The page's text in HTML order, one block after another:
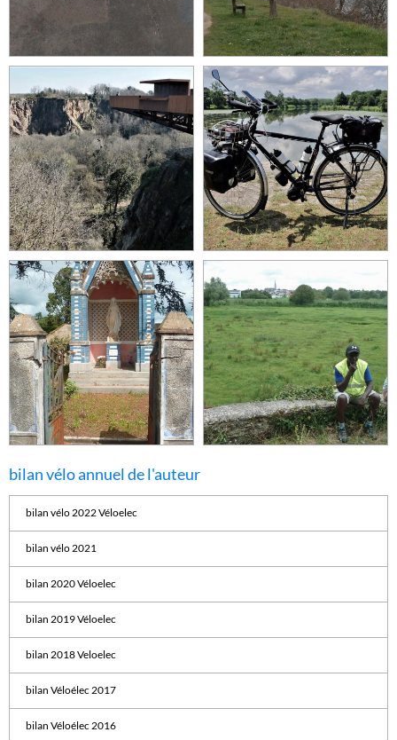
bilan vélo annuel de l'auteur
bilan vélo 2022 Véloelec
bilan vélo 2021
bilan 2020 Véloelec
bilan 2019 Véloelec
bilan 2018 Veloelec
bilan Véloélec 2017
bilan Véloélec 2016